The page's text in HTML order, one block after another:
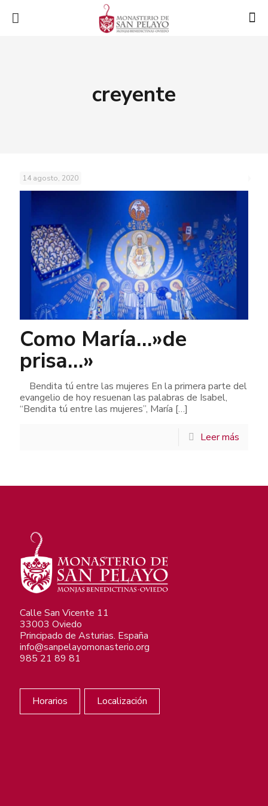
creyente
14 agosto, 2020
Como María…»de
prisa…»
Bendita tú entre las mujeres En la primera parte del
evangelio de hoy resuenan las palabras de Isabel,
“Bendita tú entre las mujeres”, María […]
Leer más
Calle San Vicente 11
33003 Oviedo
Principado de Asturias. España
info@sanpelayomonasterio.org
985 21 89 81
Horarios Localización